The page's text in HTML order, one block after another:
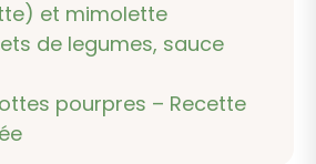
et mimolette
de legumes, sauce
pourpres – Recette